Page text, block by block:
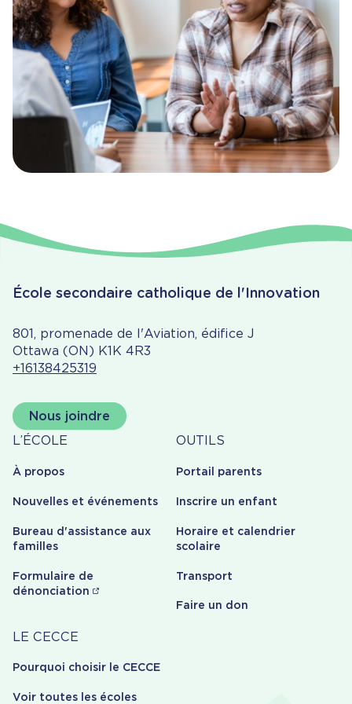
triage et un répertoire de spécialistes
accessible à tous.
Profil recherché à la direction
Exercice fait sans la direction
École secondaire catholique de l'Innovation
801, promenade de l'Aviation, édifice J
Ottawa (ON) K1K 4R3
+16138425319
Nous joindre
À
propos
L’ÉCOLE
À propos
Nouvelles et événements
Bureau d'assistance aux
familles
Formulaire de
dénonciation
Outils
OUTILS
Portail parents
Inscrire un enfant
Horaire et calendrier
scolaire
Transport
Faire un don
Carrière
LE CECCE
Pourquoi choisir le CECCE
Voir toutes les écoles